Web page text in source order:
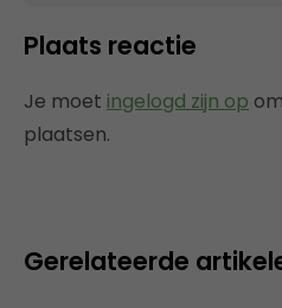
Plaats reactie
Je moet ingelogd zijn op
plaatsen.
Gerelateerde